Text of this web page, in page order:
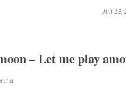
Juli 13,
– Let me play